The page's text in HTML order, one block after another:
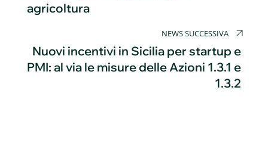
agricoltura
NEWS SUCCESSIVA
Nuovi incentivi in Sicilia per startup e
PMI: al via le misure delle Azioni 1.3.1 e
1.3.2